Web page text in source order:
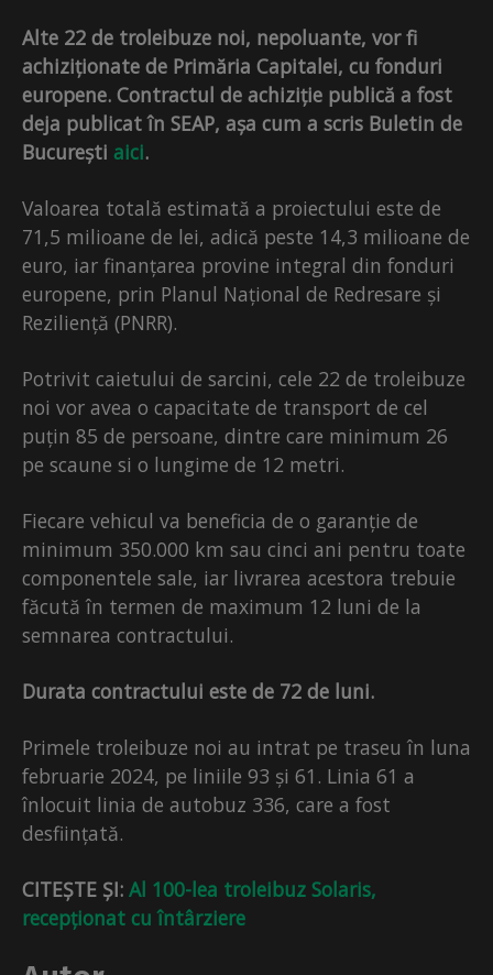
Alte 22 de troleibuze noi, nepoluante, vor fi
achiziționate de Primăria Capitalei, cu fonduri
europene. Contractul de achiziție publică a fost
deja publicat în SEAP, așa cum a scris Buletin de
București aici.
Valoarea totală estimată a proiectului este de
71,5 milioane de lei, adică peste 14,3 milioane de
euro, iar finanțarea provine integral din fonduri
europene, prin Planul Național de Redresare și
Reziliență (PNRR).
Potrivit caietului de sarcini, cele 22 de troleibuze
noi vor avea o capacitate de transport de cel
puțin 85 de persoane, dintre care minimum 26
pe scaune si o lungime de 12 metri.
Fiecare vehicul va beneficia de o garanție de
minimum 350.000 km sau cinci ani pentru toate
componentele sale, iar livrarea acestora trebuie
făcută în termen de maximum 12 luni de la
semnarea contractului.
Durata contractului este de 72 de luni.
Primele troleibuze noi au intrat pe traseu în luna
februarie 2024, pe liniile 93 și 61. Linia 61 a
înlocuit linia de autobuz 336, care a fost
desființată.
CITEȘTE ȘI: Al 100-lea troleibuz Solaris,
recepționat cu întârziere